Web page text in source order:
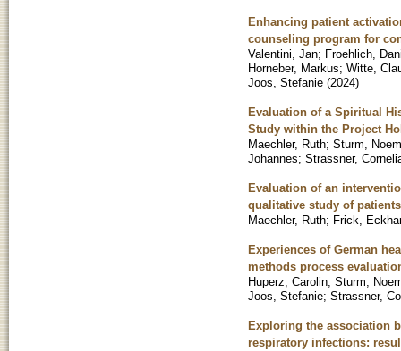
Enhancing patient
counseling program for
Valentini, Jan; Froehlich,
Horneber, Markus; Witte,
Joos, Stefanie (2024)
Evaluation of a Spiritual
Study within the Project
Maechler, Ruth; Sturm,
Johannes; Strassner,
Evaluation of an
qualitative study of
Maechler, Ruth; Frick,
Experiences of German
methods process
Huperz, Carolin; Sturm,
Joos, Stefanie; Strassner,
Exploring the association
respiratory infections: